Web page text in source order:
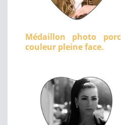
Médaillon photo
couleur pleine face.